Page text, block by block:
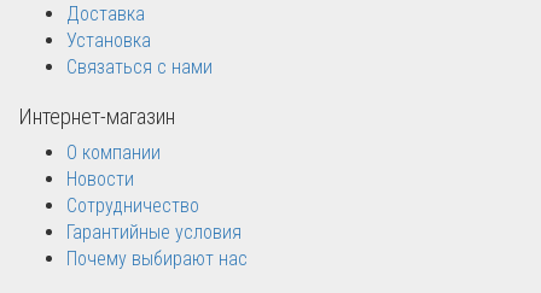
Доставка
Установка
Связаться с нами
Интернет-магазин
О компании
Новости
Сотрудничество
Гарантийные условия
Почему выбирают нас